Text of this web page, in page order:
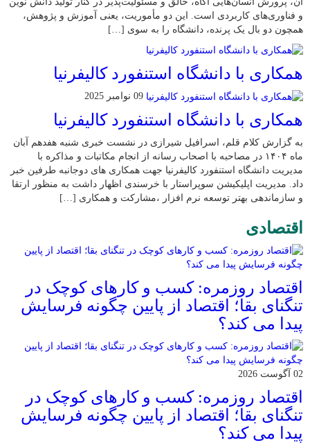
و فناوری‌های کاربردی است. این دو مأموریت، یعنی آموزش و پژوهش،
همچون دو بال یک پرنده، دانشگاه را به سوی […]
همکاری با دانشگاه استنفورد کالیفرنیا
09 نوامبر 2025
همکاری با دانشگاه استنفورد کالیفرنیا
به گزارش کلام قلم، اسرافیل شیرازی در نشست خبری شنبه هفدهم آبان
ماه ۱۴۰۴ در مصاحبه با اصحاب رسانه از انجام مکاتبات و مذاکره با
مدیریت دانشگاه استنفورد کالیفرنیا جهت همکاری های دوجانبه طرفین خبر
داد. مدیریت اپلیکیشن سوپراستار با خرسندی اظهار داشت به منظور ارتقا
و سازماندهی بهتر توسعه نرم افزار ،مشارکت و همکاری […]
اقتصادی
اقتصاد روزمره: کسب‌ و کارهای کوچک در
تنگنای بقا؛ اقتصاد از پایین چگونه فرسایش
پیدا می کند؟
02 آگوست 2026
اقتصاد روزمره: کسب‌ و کارهای کوچک در
تنگنای بقا؛ اقتصاد از پایین چگونه فرسایش
پیدا می کند؟